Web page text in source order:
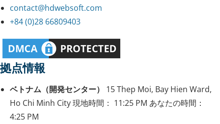
contact@hdwebsoft.com
+84 (0)28 66809403
拠点情報
ベトナム（開発センター）
15 Thep Moi, Bay Hien Ward,
Ho Chi Minh City現地時間： 11:25 PM あなたの時間：
4:25 PM